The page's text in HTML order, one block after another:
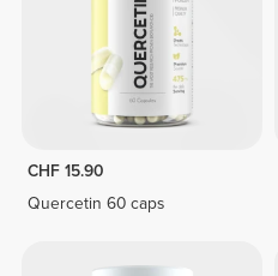
CHF 15.90
Quercetin 60 caps